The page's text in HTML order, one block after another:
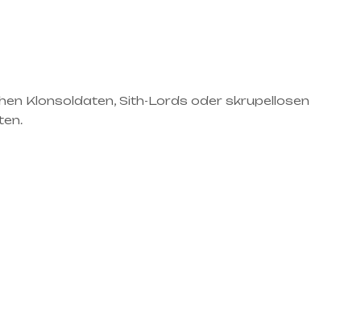
Klonsoldaten, Sith-Lords oder skrupellosen